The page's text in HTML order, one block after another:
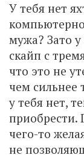
У тебя нет
мужа? Зато у
скайп с
что это не
чем сильнее
у тебя нет,
приобрести.
чего-то
не